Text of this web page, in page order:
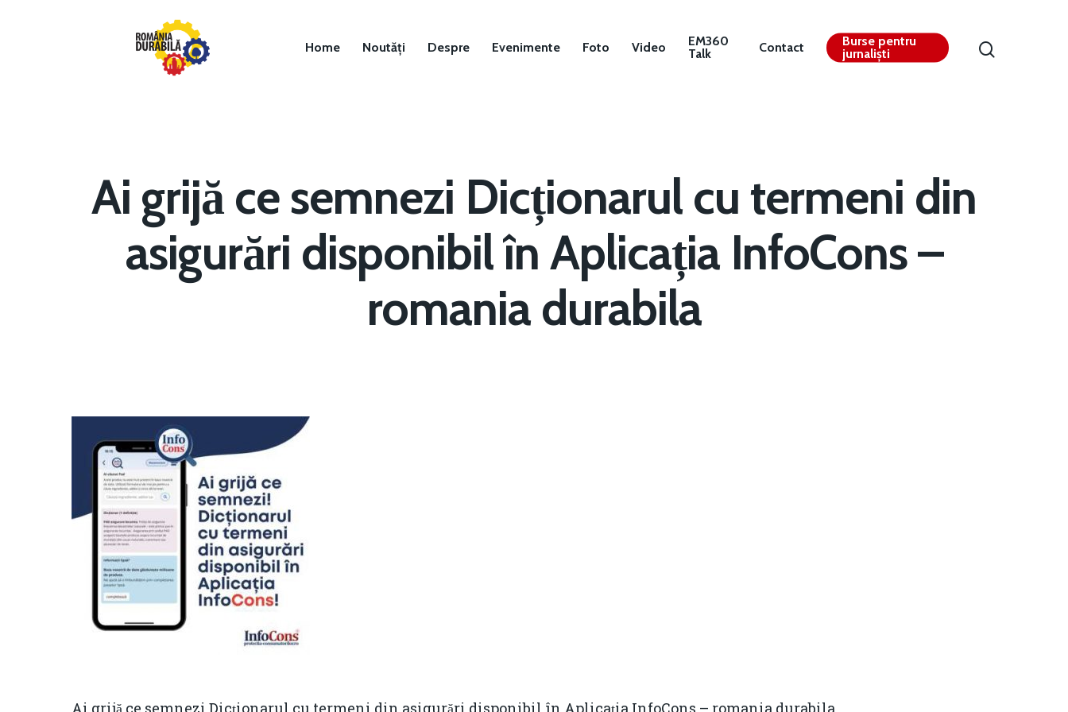
Hit enter to search or ESC to close
Home Noutăți Despre Evenimente Foto Video
EM360
Talk
Contact
Burse pentru
jurnaliști
Ai grijă ce semnezi Dicționarul cu termeni din
asigurări disponibil în Aplicația InfoCons –
romania durabila
Ai grijă ce semnezi Dicționarul cu termeni din asigurări disponibil în Aplicația InfoCons – romania durabila